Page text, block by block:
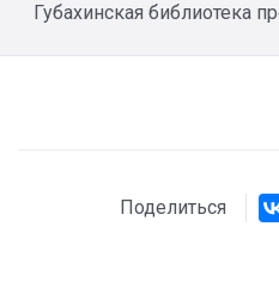
Губахинская библиотека
Поделиться